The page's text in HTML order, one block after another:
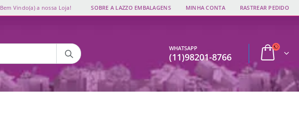
Bem Vindo(a) a nossa Loja! SOBRE A LAZZO EMBALAGENS MINHA CONTA RASTREAR PEDIDO
WHATSAPP
(11)98201-8766